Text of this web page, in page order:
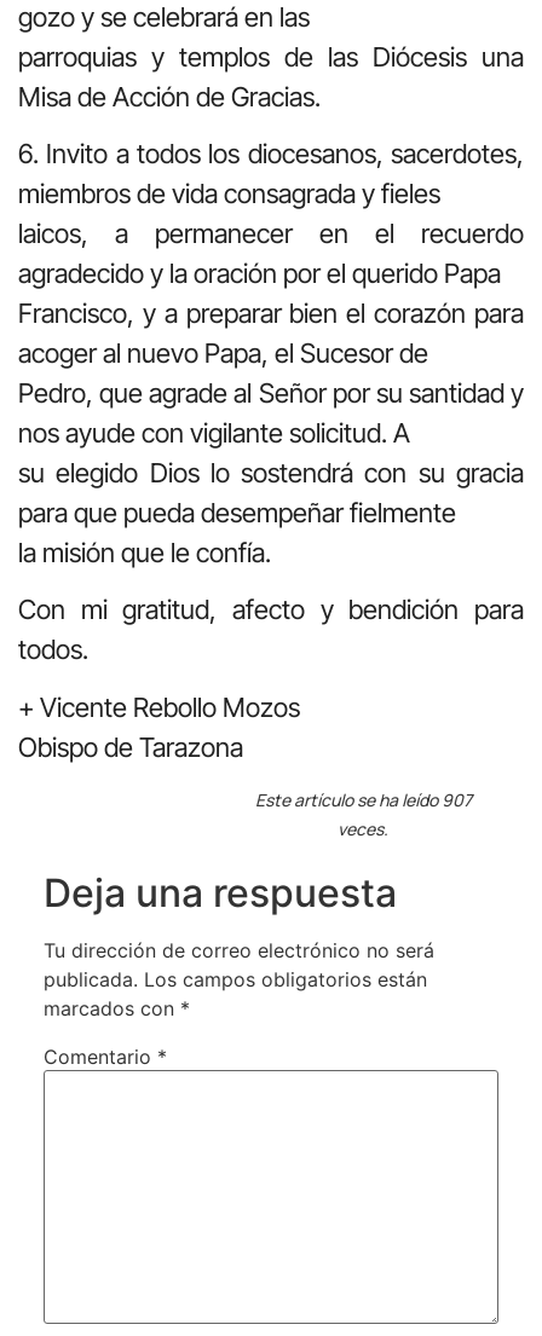
gozo y se celebrará en las
parroquias y templos de las Diócesis una
Misa de Acción de Gracias.
6. Invito a todos los diocesanos, sacerdotes,
miembros de vida consagrada y fieles
laicos, a permanecer en el recuerdo
agradecido y la oración por el querido Papa
Francisco, y a preparar bien el corazón para
acoger al nuevo Papa, el Sucesor de
Pedro, que agrade al Señor por su santidad y
nos ayude con vigilante solicitud. A
su elegido Dios lo sostendrá con su gracia
para que pueda desempeñar fielmente
la misión que le confía.
Con mi gratitud, afecto y bendición para
todos.
+ Vicente Rebollo Mozos
Obispo de Tarazona
Este artículo se ha leído 907
veces.
Deja una respuesta
Tu dirección de correo electrónico no será
publicada. Los campos obligatorios están
marcados con *
Comentario *